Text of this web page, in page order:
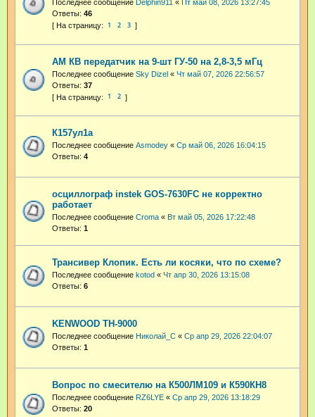
Последнее сообщение Delphin911 «
Пт май 08, 2026 13:27:45
Ответы: 46
1 2 3
АМ КВ передатчик на 9-шт ГУ-50 на 2,8-3,5 мГц
Последнее сообщение Sky Dizel « Чт май 07, 2026 22:56:57
Ответы: 37
1 2
К157ул1а
Последнее сообщение Asmodey « Ср май 06, 2026 16:04:15
Ответы: 4
осциллограф instek GOS-7630FC не корректно
работает
Последнее сообщение Croma « Вт май 05, 2026 17:22:48
Ответы: 1
Трансивер Клопик. Есть ли косяки, что по схеме?
Последнее сообщение kotod « Чт апр 30, 2026 13:15:08
Ответы: 6
KENWOOD TH-9000
Последнее сообщение Николай_С « Ср апр 29, 2026 22:04:07
Ответы: 1
Вопрос по смесителю на К500ЛМ109 и К590КН8
Последнее сообщение RZ6LYE « Ср апр 29, 2026 13:18:29
Ответы: 20